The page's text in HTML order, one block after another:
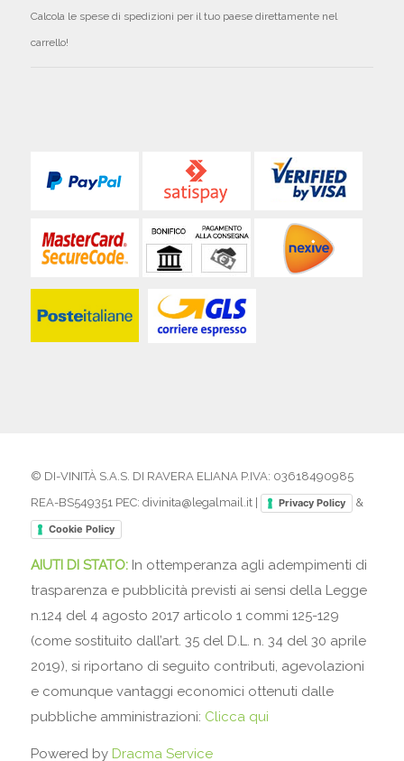
Calcola le spese di spedizioni per il tuo paese direttamente nel
carrello!
© DI-VINITÀ S.A.S. DI RAVERA ELIANA P.IVA: 03618490985
REA-BS549351 PEC: divinita@legalmail.it |
Privacy Policy &
Cookie Policy
AIUTI DI STATO: In ottemperanza agli adempimenti di
trasparenza e pubblicità previsti ai sensi della Legge
n.124 del 4 agosto 2017 articolo 1 commi 125-129
(come sostituito dall’art. 35 del D.L. n. 34 del 30 aprile
2019), si riportano di seguito contributi, agevolazioni
e comunque vantaggi economici ottenuti dalle
pubbliche amministrazioni: Clicca qui
Powered by Dracma Service